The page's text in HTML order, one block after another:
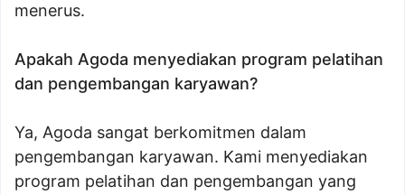
menerus.
Apakah Agoda menyediakan program pelatihan
dan pengembangan karyawan?
Ya, Agoda sangat berkomitmen dalam
pengembangan karyawan. Kami menyediakan
program pelatihan dan pengembangan yang